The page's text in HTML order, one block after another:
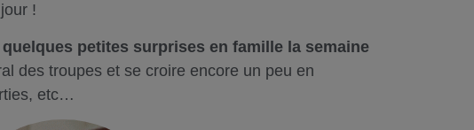
!
quelques petites surprises en famille la semaine
des troupes et se croire encore un peu en
etc…